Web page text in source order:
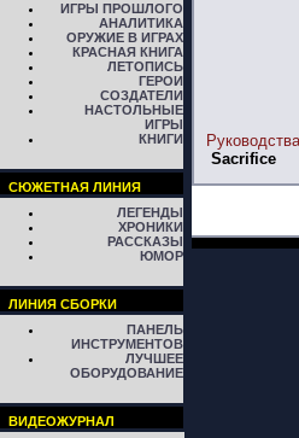
ИГРЫ ПРОШЛОГО
АНАЛИТИКА
ОРУЖИЕ В ИГРАХ
КРАСНАЯ КНИГА
ЛЕТОПИСЬ
ГЕРОИ
СОЗДАТЕЛИ
НАСТОЛЬНЫЕ
ИГРЫ
КНИГИ
СЮЖЕТНАЯ ЛИНИЯ
ЛЕГЕНДЫ
ХРОНИКИ
РАССКАЗЫ
ЮМОР
ЛИНИЯ СБОРКИ
ПАНЕЛЬ
ИНСТРУМЕНТОВ
ЛУЧШЕЕ
ОБОРУДОВАНИЕ
ВИДЕОЖУРНАЛ
Sacrifice